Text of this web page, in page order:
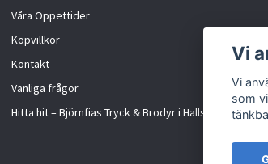
Våra Öppettider
Köpvillkor
Kontakt
Vanliga frågor
Hitta hit – Björnfias Tryck & Brodyr i Hallsberg
Vi
Vi
som